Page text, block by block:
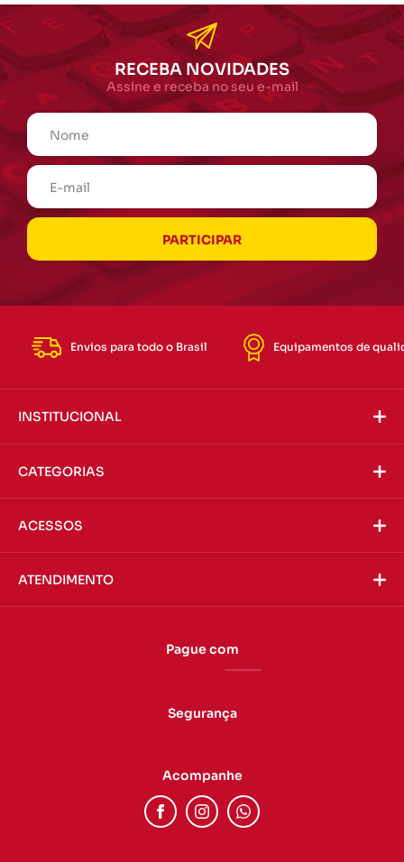
RECEBA NOVIDADES
Assine e receba no seu e-mail
Envios para todo o Brasil Equipamentos de
INSTITUCIONAL
CATEGORIAS
ACESSOS
ATENDIMENTO
Pague com
Segurança
Acompanhe